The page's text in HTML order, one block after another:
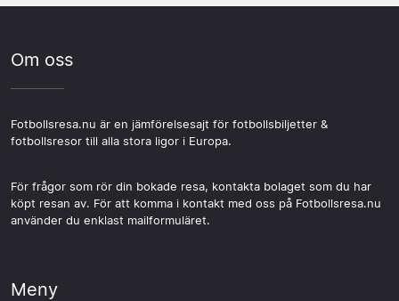
Om oss
Fotbollsresa.nu är en jämförelsesajt för fotbollsbiljetter &
fotbollsresor till alla stora ligor i Europa.
För frågor som rör din bokade resa, kontakta bolaget som du har
köpt resan av. För att komma i kontakt med oss på Fotbollsresa.nu
använder du enklast mailformuläret.
Meny